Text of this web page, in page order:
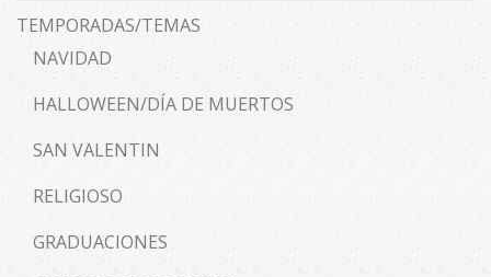
TEMPORADAS/TEMAS
NAVIDAD
HALLOWEEN/DÍA DE MUERTOS
SAN VALENTIN
RELIGIOSO
GRADUACIONES